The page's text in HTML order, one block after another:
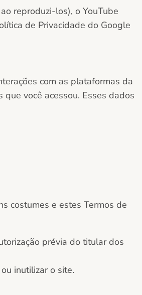
reproduzi-los), o YouTube
de Privacidade do Google
com as plataformas da
você acessou. Esses dados
costumes e estes Termos de
prévia do titular dos
inutilizar o site.